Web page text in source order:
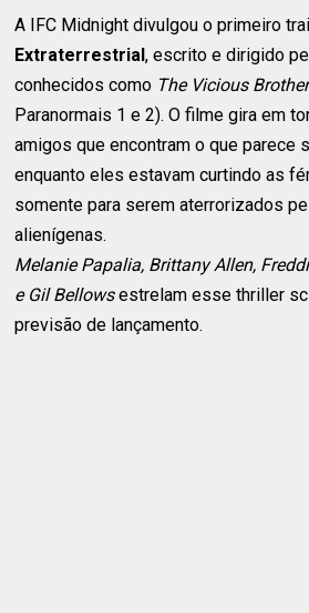
A IFC Midnight divulgou o primeiro
Extraterrestrial, escrito e dirigido
conhecidos como The Vicious
Paranormais 1 e 2). O filme gira em
amigos que encontram o que parece
enquanto eles estavam curtindo as
somente para serem aterrorizados
alienígenas.
Melanie Papalia, Brittany Allen,
e Gil Bellowsestrelam esse thriller
previsão de lançamento.